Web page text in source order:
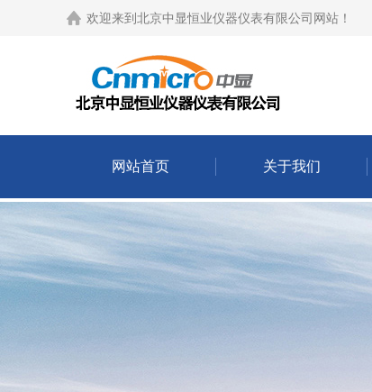
欢迎来到 北京中显恒业仪器仪表有限公司网站 ！
网站首页 关于我们